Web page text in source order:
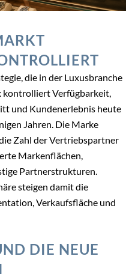
die in der Luxusbranche
kontrolliert Verfügbarkeit,
und Kundenerlebnis heute
Jahren. Die Marke
Zahl der Vertriebspartner
Markenflächen,
Partnerstrukturen.
steigen damit die
Verkaufsfläche und
DIE NEUE